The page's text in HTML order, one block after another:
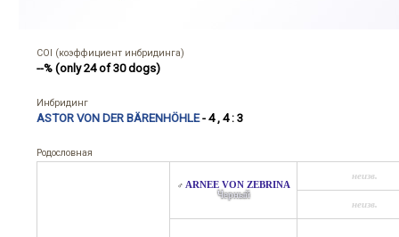
COI (коэффициент инбридинга)
--% (only 24 of 30 dogs)
Инбридинг
ASTOR VON DER BÄRENHÖHLE- 4 , 4 : 3
Родословная
♂ ARNEE VON ZEBRINA
Черный
неизв.
неизв.